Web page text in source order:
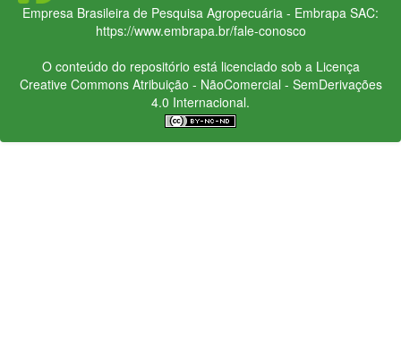
Empresa Brasileira de Pesquisa Agropecuária - Embrapa SAC:
https://www.embrapa.br/fale-conosco
O conteúdo do repositório está licenciado sob a Licença
Creative CommonsAtribuição - NãoComercial - SemDerivações
4.0 Internacional.